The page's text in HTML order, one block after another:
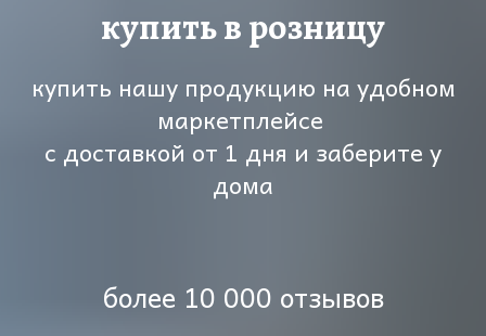
купить в розницу
купить нашу продукцию на удобном
маркетплейсе
с доставкой от 1 дня и заберите у
дома
более 10 000 отзывов